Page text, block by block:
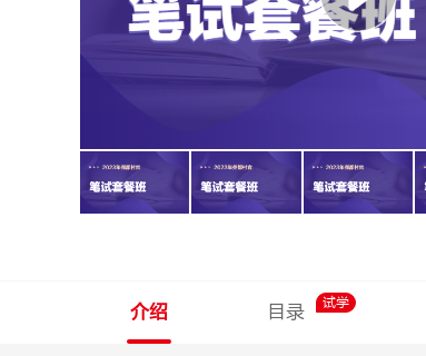
介绍 目录 试学